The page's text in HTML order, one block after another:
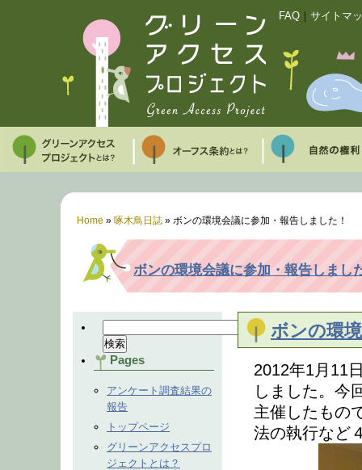
FAQ サイトマ
Home » 啄木鳥日誌 » ボンの環境会議に参加・報告しました！
ボンの環境会議に参加・報告しまし
Pages
アンケート調査結果の
報告
トップページ
グリーンアクセスプロ
ジェクトとは？
ボンの環
2012年1月11
しました。今
主催したもの
法の執行など